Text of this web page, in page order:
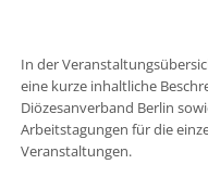
In der
eine kurze inhaltliche
Diözesanverband Berlin
Arbeitstagungen für die
Veranstaltungen.